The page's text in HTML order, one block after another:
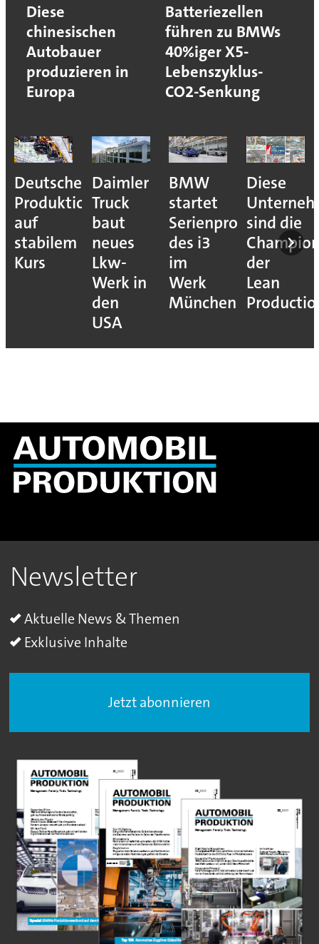
Diese
chinesischen
Autobauer
produzieren in
Europa
Batteriezellen
führen zu BMWs
40%iger X5-
Lebenszyklus-
CO2-Senkung
Deutsche
Produktion
auf
stabilem
Kurs
Daimler
Truck
baut
neues
Lkw-
Werk in
den
USA
BMW
startet
Serienproduktion
des i3
im
Werk
München
Diese
sind die
der
Lean
Newsletter
Aktuelle News & Themen
Exklusive Inhalte
Jetzt abonnieren